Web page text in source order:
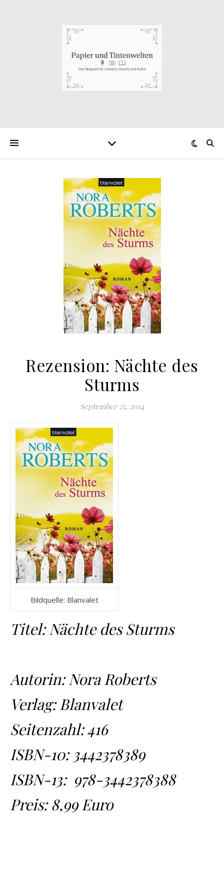
.
Rezension: Nächte des
Sturms
September 25, 2014
Bildquelle: Blanvalet
Titel: Nächte des Sturms
Autorin: Nora Roberts
Verlag: Blanvalet
Seitenzahl: 416
ISBN-10: 3442378389
ISBN-13: 978-3442378388
Preis: 8,99 Euro